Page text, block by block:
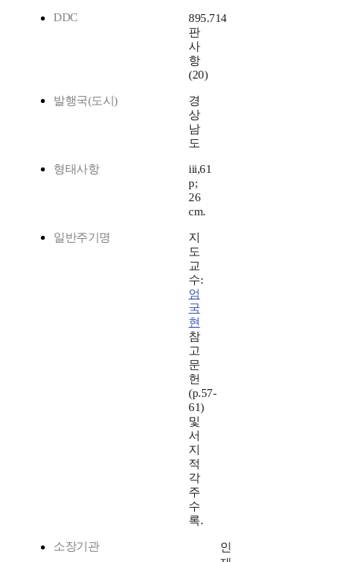
DDC
895.714
판
사
항
(20)
발행국(도시)
경
상
남
도
형태사항
iii,61
p;
26
cm.
일반주기명
지
도
교
수:
엄
국
현
참
고
문
헌
(p.57-
61)
및
서
지
적
각
주
수
록.
소장기관
인